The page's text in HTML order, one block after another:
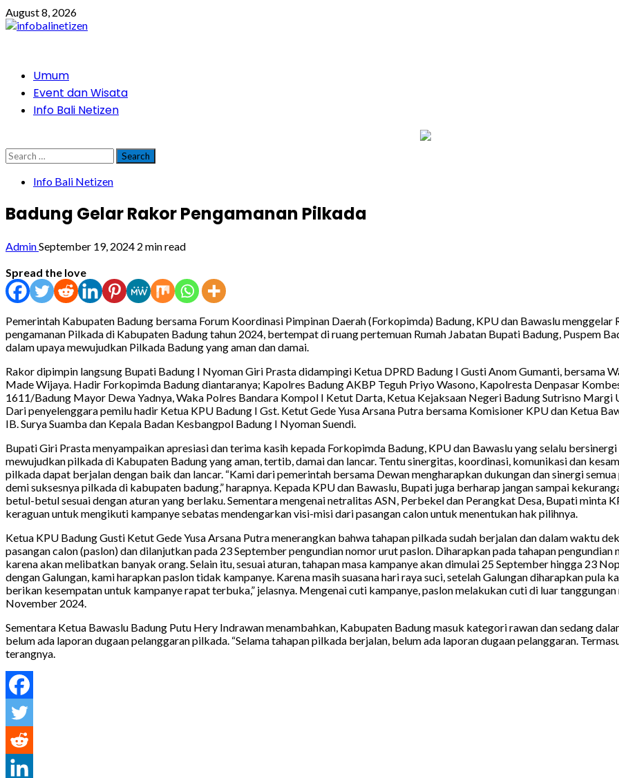
Skip
to
August 8, 2026
PrimaryUmum
Event dan Wisata
Info Bali Netizen
Search
for:
Info Bali Netizen
Badung Gelar Rakor Pengamanan Pilkada
AdminSeptember 19, 2024 2 min read
Spread the love
Pemerintah Kabupaten Badung bersama Forum Koordinasi Pimpinan Daerah (Forkopimda) Badung, KPU dan Bawaslu
pengamanan Pilkada di Kabupaten Badung tahun 2024, bertempat di ruang pertemuan Rumah Jabatan Bupati Badung, Puspem
dalam upaya mewujudkan Pilkada Badung yang aman dan damai.
Rakor dipimpin langsung Bupati Badung I Nyoman Giri Prasta didampingi Ketua DPRD Badung I Gusti Anom Gumanti, bersama
Made Wijaya. Hadir Forkopimda Badung diantaranya; Kapolres Badung AKBP Teguh Priyo Wasono, Kapolresta Denpasar
1611/Badung Mayor Dewa Yadnya, Waka Polres Bandara Kompol I Ketut Darta, Ketua Kejaksaan Negeri Badung Sutrisno
Dari penyelenggara pemilu hadir Ketua KPU Badung I Gst. Ketut Gede Yusa Arsana Putra bersama Komisioner KPU dan Ketua
IB. Surya Suamba dan Kepala Badan Kesbangpol Badung I Nyoman Suendi.
Bupati Giri Prasta menyampaikan apresiasi dan terima kasih kepada Forkopimda Badung, KPU dan Bawaslu yang selalu
mewujudkan pilkada di Kabupaten Badung yang aman, tertib, damai dan lancar. Tentu sinergitas, koordinasi, komunikasi dan
pilkada dapat berjalan dengan baik dan lancar. “Kami dari pemerintah bersama Dewan mengharapkan dukungan dan sinergi
demi suksesnya pilkada di kabupaten badung,” harapnya. Kepada KPU dan Bawaslu, Bupati juga berharap jangan sampai
betul-betul sesuai dengan aturan yang berlaku. Sementara mengenai netralitas ASN, Perbekel dan Perangkat Desa, Bupati minta
keraguan untuk mengikuti kampanye sebatas mendengarkan visi-misi dari pasangan calon untuk menentukan hak pilihnya.
Ketua KPU Badung Gusti Ketut Gede Yusa Arsana Putra menerangkan bahwa tahapan pilkada sudah berjalan dan dalam waktu
pasangan calon (paslon) dan dilanjutkan pada 23 September pengundian nomor urut paslon. Diharapkan pada tahapan
karena akan melibatkan banyak orang. Selain itu, sesuai aturan, tahapan masa kampanye akan dimulai 25 September hingga 23
dengan Galungan, kami harapkan paslon tidak kampanye. Karena masih suasana hari raya suci, setelah Galungan diharapkan pula
berikan kesempatan untuk kampanye rapat terbuka,” jelasnya. Mengenai cuti kampanye, paslon melakukan cuti di luar
November 2024.
Sementara Ketua Bawaslu Badung Putu Hery Indrawan menambahkan, Kabupaten Badung masuk kategori rawan dan sedang
belum ada laporan dugaan pelanggaran pilkada. “Selama tahapan pilkada berjalan, belum ada laporan dugaan pelanggaran.
terangnya.